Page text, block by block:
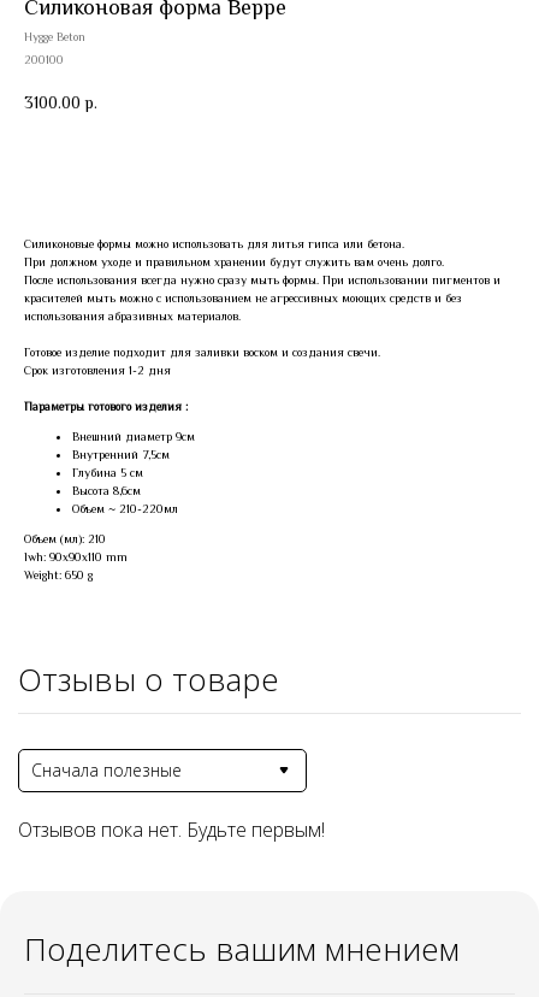
Силиконовая форма Верре
Hygge Beton
200100
3100.00 р.
Силиконовые формы можно использовать для литья гипса или бетона.
При должном уходе и правильном хранении будут служить вам очень долго.
После использования всегда нужно сразу мыть формы. При использовании пигментов и
красителей мыть можно с использованием не агрессивных моющих средств и без
использования абразивных материалов.
Готовое изделие подходит для заливки воском и создания свечи.
Срок изготовления 1-2 дня
Параметры готового изделия :
Внешний диаметр 9см
Внутренний 7,5см
Глубина 5 см
Высота 8,6см
Объем ~ 210-220мл
Объем (мл): 210
lwh: 90x90x110 mm
Weight: 650 g
Отзывы о товаре
Сначала полезные
Отзывов пока нет. Будьте первым!
Поделитесь вашим мнением